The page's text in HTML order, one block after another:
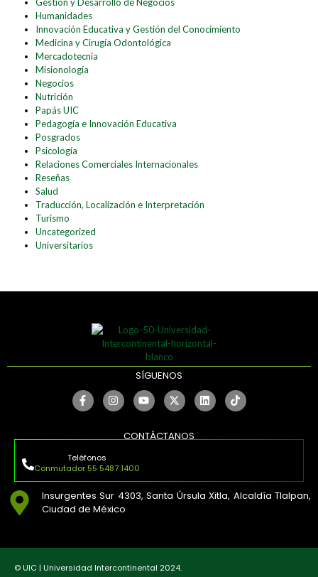
Gestión y Desarrollo de Negocios
Humanidades
Innovación Educativa y Gestión del Conocimiento
Medicina y Cirugía Odontológica
Mercadotecnia
Misionología
Negocios
Nutrición
Papás UIC
Pedagogía e Innovación Educativa
Posgrados
Psicología
Relaciones Comerciales Internacionales
Reseñas
Salud
Traducción, Localización e Interpretación
Turismo
Uncategorized
Universitarios
SÍGUENOS
CONTÁCTANOS
Teléfonos
Conmutador 55 5487 1400
Insurgentes Sur 4303, Santa Úrsula Xitla, Alcaldía Tlalpan,
Ciudad de México
© UIC | Universidad Intercontinental 2024.